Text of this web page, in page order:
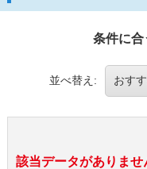
条件に合
並べ替え:
該当データがありま